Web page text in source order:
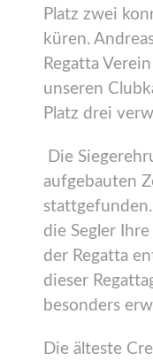
Platz zwei
küren.
Regatta
unseren
Platz drei
Die
aufgebauten
die Segler
der Regatta
dieser
besonders
Die älteste